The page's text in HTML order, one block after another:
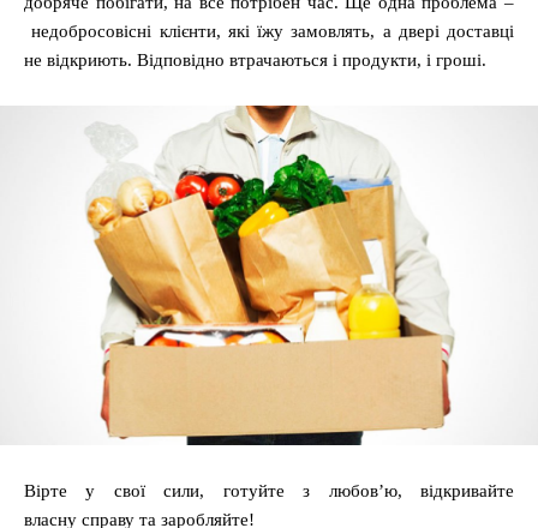
недобросовісні клієнти, які їжу замовлять, а двері доставці
не відкриють. Відповідно втрачаються і продукти, і гроші.
Вірте у свої сили, готуйте з любов’ю, відкривайте
власну справу та заробляйте!